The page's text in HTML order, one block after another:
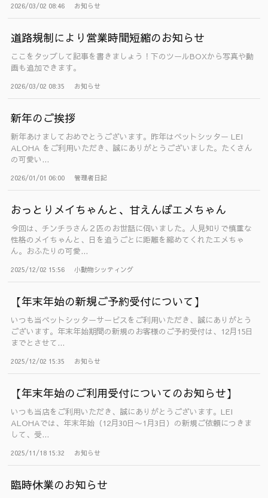
2026/03/02 08:46 お知らせ
道路規制により営業時間短縮のお知らせ
ここをタップして記事を書きましょう！下のツールBOXから写真や動
画も追加できます。
2026/03/02 08:35 お知らせ
新年のご挨拶
新年あけましておめでとうございます。昨年はペットシッター LEI
ALOHA をご利用いただき、誠にありがとうございました。たくさん
の可愛い...
2026/01/01 06:00 管理者日記
おっとりメイちゃんと、甘えんぼエメちゃん
今回は、チンチラさん２匹のお世話に伺いました。人見知りで慎重な
性格のメイちゃんと、日を追うごとに距離を縮めてくれたエメちゃ
ん。おふたりの可愛...
2025/12/02 15:56 小動物シッティング
【年末年始の新規ご予約受付について】
いつも当ペットシッターサービスをご利用いただき、誠にありがとう
ございます。年末年始期間の新規のお客様のご予約受付は、12月15日
までとさせて...
2025/12/02 15:35 お知らせ
【年末年始のご利用受付についてのお知らせ】
いつも当店をご利用いただき、誠にありがとうございます。LEI
ALOHAでは、年末年始（12月30日〜1月3日）の新規ご依頼につきま
して、受...
2025/11/18 15:32 お知らせ
臨時休業のお知らせ